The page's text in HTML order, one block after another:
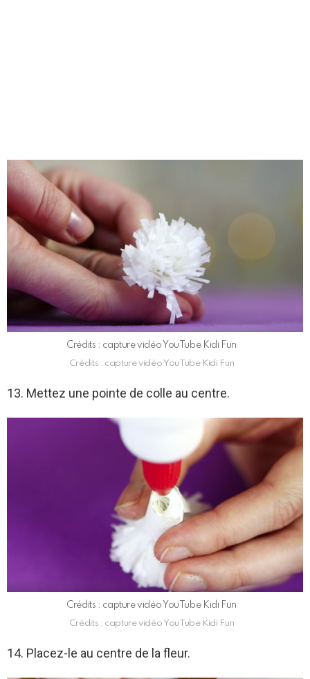
Crédits : capture vidéo YouTube Kidi Fun
Crédits : capture vidéo YouTube Kidi Fun
13. Mettez une pointe de colle au centre.
Crédits : capture vidéo YouTube Kidi Fun
Crédits : capture vidéo YouTube Kidi Fun
14. Placez-le au centre de la fleur.